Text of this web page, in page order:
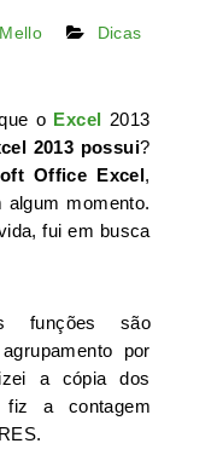
Dicas
o Excel 2013
2013 possui?
Office Excel,
momento.
fui em busca
funções são
por
a cópia dos
a contagem